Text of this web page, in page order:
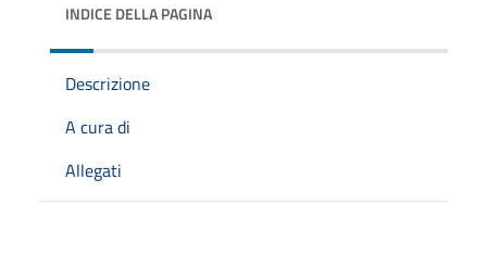
INDICE DELLA PAGINA
Descrizione
A cura di
Allegati